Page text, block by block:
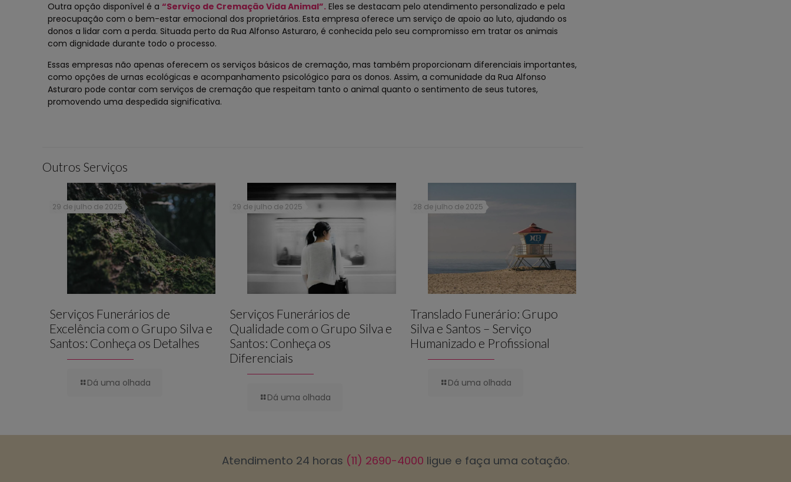
Outra opção disponível é a“Serviço de Cremação Vida Animal”. Eles se destacam pelo atendimento personalizado e pela
preocupação com o bem-estar emocional dos proprietários. Esta empresa oferece um serviço de apoio ao luto, ajudando os
donos a lidar com a perda. Situada perto da Rua Alfonso Asturaro, é conhecida pelo seu compromisso em tratar os animais
com dignidade durante todo o processo.
Essas empresas não apenas oferecem os serviços básicos de cremação, mas também proporcionam diferenciais importantes,
como opções de urnas ecológicas e acompanhamento psicológico para os donos. Assim, a comunidade da Rua Alfonso
Asturaro pode contar com serviços de cremação que respeitam tanto o animal quanto o sentimento de seus tutores,
promovendo uma despedida significativa.
Outros Serviços
29 de julho de 2025
Serviços Funerários de
Excelência com o Grupo Silva e
Santos: Conheça os Detalhes
Dá uma olhada
29 de julho de 2025
Serviços Funerários de
Qualidade com o Grupo Silva e
Santos: Conheça os
Diferenciais
Dá uma olhada
28 de julho de 2025
Translado Funerário: Grupo
Silva e Santos – Serviço
Humanizado e Profissional
Dá uma olhada
Atendimento 24 horas (11) 2690-4000 ligue e faça uma cotação.